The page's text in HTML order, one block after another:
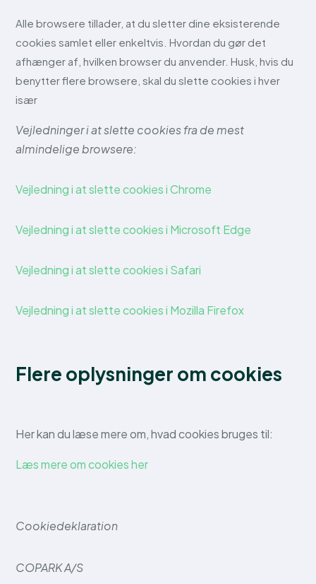
Alle browsere tillader, at du sletter dine eksisterende
cookies samlet eller enkeltvis. Hvordan du gør det
afhænger af, hvilken browser du anvender. Husk, hvis du
benytter flere browsere, skal du slette cookies i hver
især
Vejledninger i at slette cookies fra de mest
almindelige browsere:
Vejledning i at slette cookies i Chrome
Vejledning i at slette cookies i Microsoft Edge
Vejledning i at slette cookies i Safari
Vejledning i at slette cookies i Mozilla Firefox
Flere oplysninger om cookies
Her kan du læse mere om, hvad cookies bruges til:
Læs mere om cookies her
Cookiedeklaration
COPARK A/S